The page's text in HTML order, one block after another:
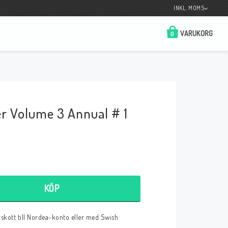
INKL. MOMS
VARUKORG
0
Betala enkelt i förskott till konto i Nordea
Volume 3 Annual # 1
KÖP
till Nordea-konto eller med Swish